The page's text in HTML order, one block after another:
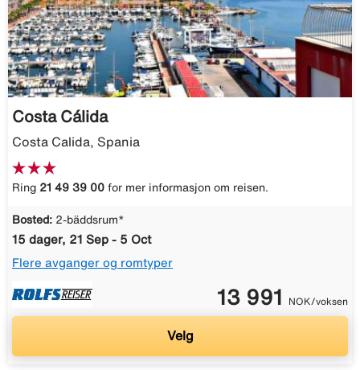
Costa Cálida
Costa Calida, Spania
Ring 21 49 39 00 for mer informasjon om reisen.
Bosted: 2-bäddsrum*
15 dager, 21 Sep - 5 Oct
Flere avganger og romtyper
13 991 NOK/voksen
Velg